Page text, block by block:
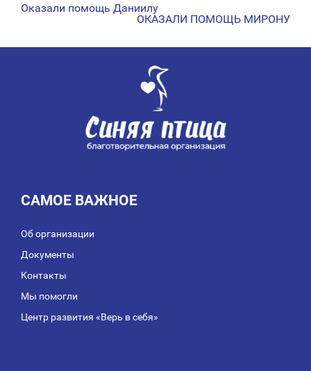
НАВИГАЦИЯ
Оказали помощь Даниилу
ОКАЗАЛИ ПОМОЩЬ МИРОНУ
САМОЕ ВАЖНОЕ
Об организации
Документы
Контакты
Мы помогли
Центр развития «Верь в себя»